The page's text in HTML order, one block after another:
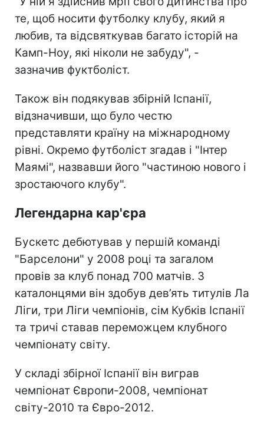
те, щоб носити футболку клубу, який я
любив, та відсвяткував багато історій на
Камп-Ноу, які ніколи не забуду", -
зазначив фуктболіст.
Також він подякував збірній Іспанії,
відзначивши, що було честю
представляти країну на міжнародному
рівні. Окремо футболіст згадав і "Інтер
Маямі", назвавши його "частиною нового і
зростаючого клубу".
Легендарна кар'єра
Бускетс дебютував у першій команді
"Барселони" у 2008 році та загалом
провів за клуб понад 700 матчів. З
каталонцями він здобув дев’ять титулів Ла
Ліги, три Ліги чемпіонів, сім Кубків Іспанії
та тричі ставав переможцем клубного
чемпіонату світу.
У складі збірної Іспанії він виграв
чемпіонат Європи-2008, чемпіонат
світу-2010 та Євро-2012.